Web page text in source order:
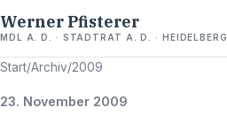
Werner Pfisterer
MDL A. D. · STADTRAT A. D. · HEIDELBERG
Start/Archiv/2009
23. November 2009